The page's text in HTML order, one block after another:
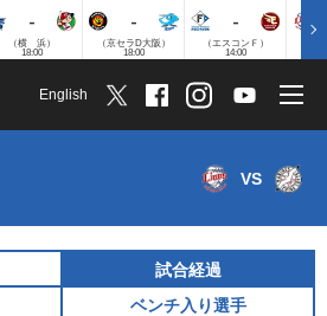
-
（横 浜）
18:00
-
（京セラD大阪）
18:00
-
（エスコンＦ）
14:00
English
VS
試合経過
ベンチ入り選手